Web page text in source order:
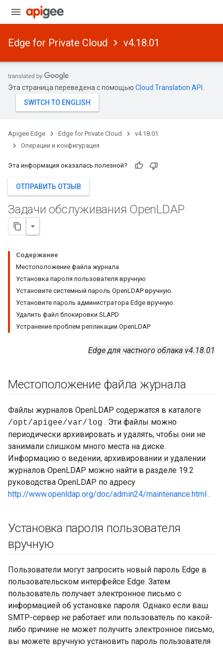
Edge for Private Cloud v4.18.01
Эта страница переведена с помощью Cloud Translation API
Apigee Edge Edge for Private Cloud
v4.18.01
Операции и конфигурация
Эта информация оказалась полезной?
ОТПРАВИТЬ ОТЗЫВ
Задачи обслуживания OpenLDAP
Содержание
Местоположение файла журнала
Установка пароля пользователя вручную
Установите системный пароль OpenLDAP вручную.
Установите пароль администратора Edge вручную.
Удалить файл блокировки SLAPD
Устранение проблем репликации OpenLDAP
Edge для частного облака v4.18.01
Местоположение файла журнала
Файлы журналов OpenLDAP содержатся в каталоге
/opt/apigee/var/log . Эти файлы можно
периодически архивировать и удалять, чтобы они не
занимали слишком много места на диске.
Информацию о ведении, архивировании и удалении
журналов OpenLDAP можно найти в разделе 19.2
руководства OpenLDAP по адресу
http://www.openldap.org/doc/admin24/maintenance.html .
Установка пароля пользователя
вручную
Пользователи могут запросить новый пароль Edge в
пользовательском интерфейсе Edge. Затем
пользователь получает электронное письмо с
информацией об установке пароля. Однако если ваш
SMTP-сервер не работает или пользователь по какой-
либо причине не может получить электронное письмо,
вы можете вручную установить пароль пользователя